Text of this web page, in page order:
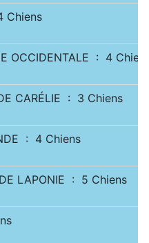
Chiens
OCCIDENTALE : 4
CARÉLIE : 3 Chiens
: 4 Chiens
LAPONIE : 5 Chiens